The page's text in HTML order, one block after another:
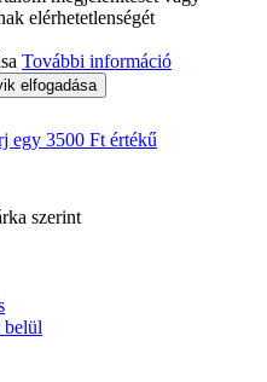
elérhetetlenségét
További információ
elfogadása
egy 3500 Ft értékű
szerint
belül